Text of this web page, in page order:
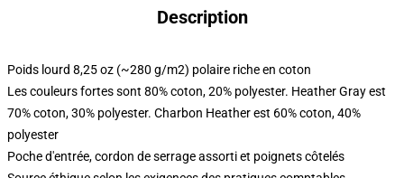
Description
Poids lourd 8,25 oz (~280 g/m2) polaire riche en coton
Les couleurs fortes sont 80% coton, 20% polyester. Heather Gray est
70% coton, 30% polyester. Charbon Heather est 60% coton, 40%
polyester
Poche d'entrée, cordon de serrage assorti et poignets côtelés